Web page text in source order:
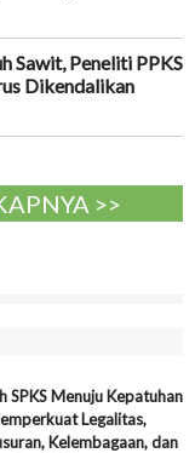
Sawit, Peneliti PPKS
Dikendalikan
>>
SPKS Menuju Kepatuhan
Legalitas,
Kelembagaan, dan